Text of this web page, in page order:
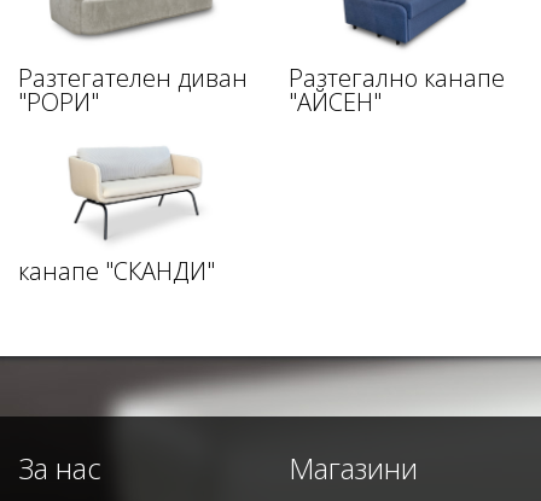
Разтегателен диван
"РОРИ"
Разтегално канапе
"АЙСЕН"
канапе "СКАНДИ"
За нас
Магазини